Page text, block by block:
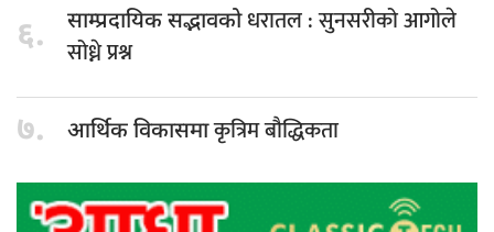
६. साम्प्रदायिक सद्भावकोधरातल : सुनसरीको आगोले
सोध्ने प्रश्न
७. आर्थिक विकासमाकृत्रिम बौद्धिकता